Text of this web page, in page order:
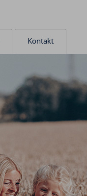
Kontakt